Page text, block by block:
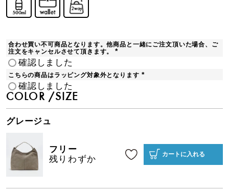
合わせ買い不可商品となります。他商品と一緒にご注文頂いた場合、ご
注文をキャンセルさせて頂きます。
)
確認しました
こちらの商品はラッピング対象外となります
確認しました
COLOR SIZE
グレージュ
フリー
残りわずか
カートに入れる